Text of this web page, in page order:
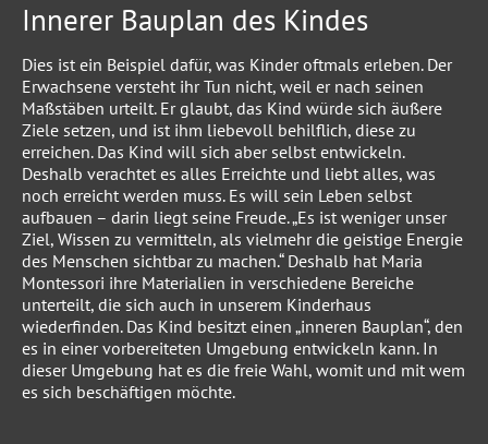
Innerer Bauplan des Kindes
Dies ist ein Beispiel dafür, was Kinder oftmals erleben. Der
Erwachsene versteht ihr Tun nicht, weil er nach seinen
Maßstäben urteilt. Er glaubt, das Kind würde sich äußere
Ziele setzen, und ist ihm liebevoll behilflich, diese zu
erreichen. Das Kind will sich aber selbst entwickeln.
Deshalb verachtet es alles Erreichte und liebt alles, was
noch erreicht werden muss. Es will sein Leben selbst
aufbauen – darin liegt seine Freude. „Es ist weniger unser
Ziel, Wissen zu vermitteln, als vielmehr die geistige Energie
des Menschen sichtbar zu machen.“ Deshalb hat Maria
Montessori ihre Materialien in verschiedene Bereiche
unterteilt, die sich auch in unserem Kinderhaus
wiederfinden. Das Kind besitzt einen „inneren Bauplan“, den
es in einer vorbereiteten Umgebung entwickeln kann. In
dieser Umgebung hat es die freie Wahl, womit und mit wem
es sich beschäftigen möchte.